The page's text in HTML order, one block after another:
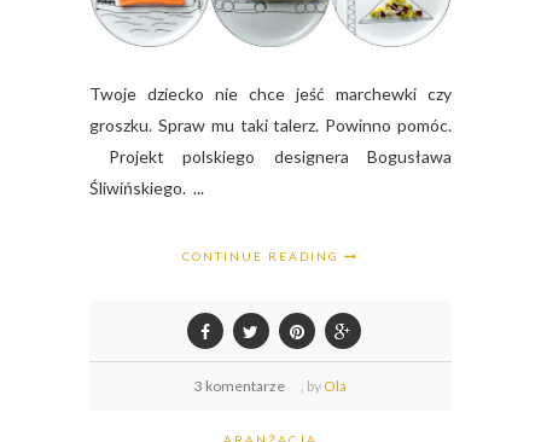
Twoje dziecko nie chce jeść marchewki czy
groszku. Spraw mu taki talerz. Powinno pomóc.
Projekt polskiego designera Bogusława
Śliwińskiego. ...
CONTINUE READING
3 komentarze , by Ola